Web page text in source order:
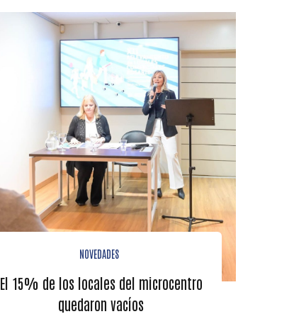
NOVEDADES
El 15% de los locales del microcentro
quedaron vacíos